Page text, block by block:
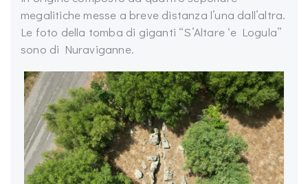
megalitiche messe a breve distanza l’una dall’altra.
Le foto della tomba di giganti “S’Altare ‘e Logula”
sono di Nuraviganne.